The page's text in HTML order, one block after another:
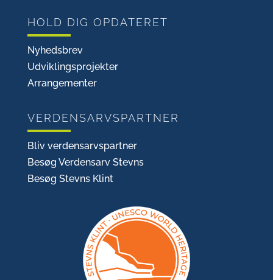
HOLD DIG OPDATERET
Nyhedsbrev
Udviklingsprojekter
Arrangementer
VERDENSARVSPARTNER
Bliv verdensarvspartner
Besøg Verdensarv Stevns
Besøg Stevns Klint